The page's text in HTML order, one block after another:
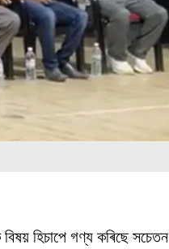
হিচাপে গণ্য কৰিছে সচেতন